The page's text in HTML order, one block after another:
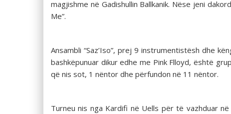
magjishme në Gadishullin Ballkanik. Nëse jeni
Me”.
Ansambli “Saz’Iso”, prej 9 instrumentistësh dhe
bashkëpunuar dikur edhe me Pink Flloyd, është
që nis sot, 1 nëntor dhe përfundon në 11 nëntor.
Turneu nis nga Kardifi në Uells për të vazhduar